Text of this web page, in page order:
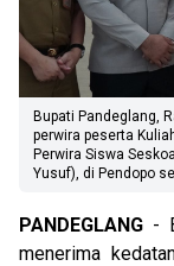
Bupati Pandeglang,
perwira peserta
Perwira Siswa
Yusuf), di Pendopo
PANDEGLANG -
menerima